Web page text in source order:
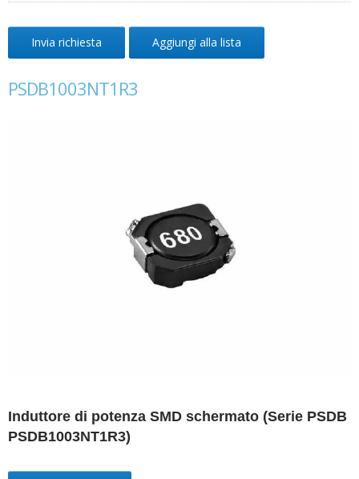
Invia richiesta Aggiungi alla lista
PSDB1003NT1R3
Induttore di potenza SMD schermato (Serie PSDB
PSDB1003NT1R3)